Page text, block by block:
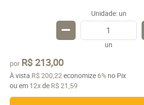
Unidade: un
un
por R$ 213,00
À vista R$ 200,22economize 6% no Pix
ou em 12xde R$ 21,59